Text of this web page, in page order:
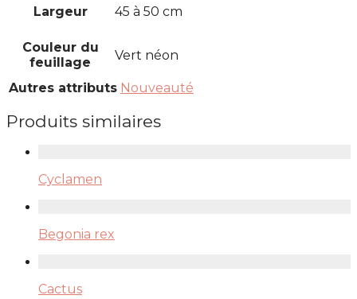
Largeur 45 à 50 cm
Couleur du
feuillage
Vert néon
Autres attributs Nouveauté
Produits similaires
Cyclamen
Begonia rex
Cactus